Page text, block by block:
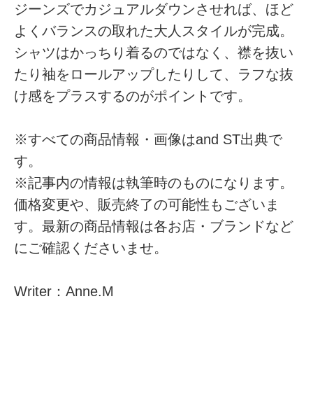
ジーンズでカジュアルダウンさせれば、ほど
よくバランスの取れた大人スタイルが完成。
シャツはかっちり着るのではなく、襟を抜い
たり袖をロールアップしたりして、ラフな抜
け感をプラスするのがポイントです。
※すべての商品情報・画像はand ST出典で
す。
※記事内の情報は執筆時のものになります。
価格変更や、販売終了の可能性もございま
す。最新の商品情報は各お店・ブランドなど
にご確認くださいませ。
Writer：Anne.M